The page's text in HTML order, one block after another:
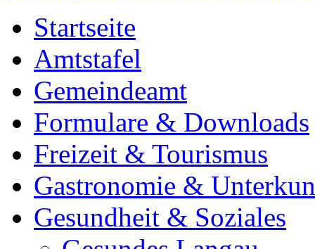
Startseite
Amtstafel
Gemeindeamt
Formulare & Downloads
Freizeit & Tourismus
Gastronomie &
Gesundheit & Soziales